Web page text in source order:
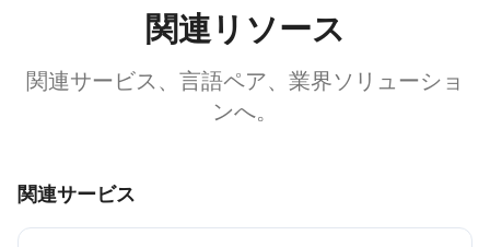
関連リソース
関連サービス、言語ペア、業界ソリューショ
ンへ。
関連サービス